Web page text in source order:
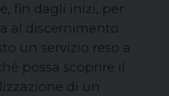
fin dagli inizi, per
al discernimento
un servizio reso a
possa scoprire il
di un